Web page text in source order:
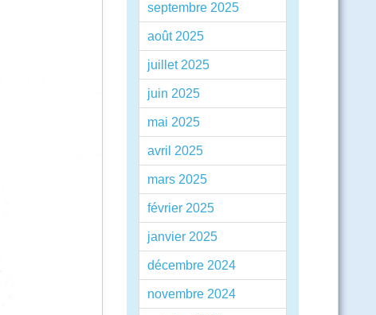
septembre 2025
août 2025
juillet 2025
juin 2025
mai 2025
avril 2025
mars 2025
février 2025
janvier 2025
décembre 2024
novembre 2024